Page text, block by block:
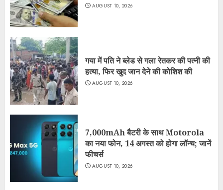
AUGUST 10, 2026
गया में पति ने ब्लेड से गला रेतकर की पत्नी की
हत्या, फिर खुद जान देने की कोशिश की
AUGUST 10, 2026
7,000mAh बैटरी के साथ Motorola
का नया फोन, 14 अगस्त को होगा लॉन्च; जानें
फीचर्स
AUGUST 10, 2026